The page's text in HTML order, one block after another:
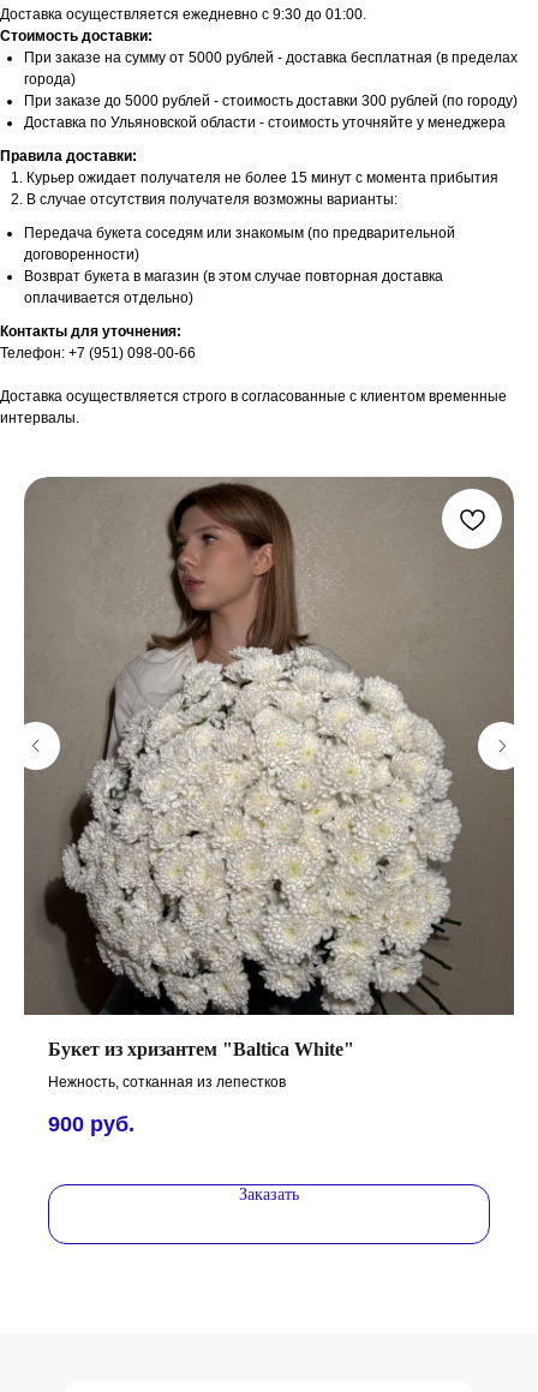
Доставка осуществляется ежедневно с 9:30 до 01:00.
Стоимость доставки:
При заказе на сумму от 5000 рублей - доставка бесплатная (в пределах
города)
При заказе до 5000 рублей - стоимость доставки 300 рублей (по городу)
Доставка по Ульяновской области - стоимость уточняйте у менеджера
Правила доставки:
Курьер ожидает получателя не более 15 минут с момента прибытия
В случае отсутствия получателя возможны варианты:
Передача букета соседям или знакомым (по предварительной
договоренности)
Возврат букета в магазин (в этом случае повторная доставка
оплачивается отдельно)
Контакты для уточнения:
Телефон: +7 (951) 098-00-66
Доставка осуществляется строго в согласованные с клиентом временные
интервалы.
Букет из хризантем "Baltica White"
Нежность, сотканная из лепестков
900 руб.
Заказать